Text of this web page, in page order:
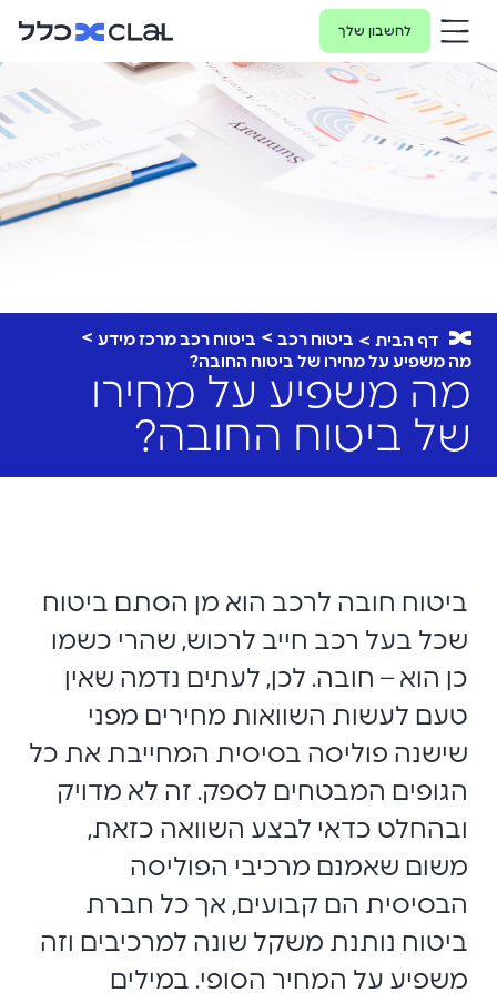
לחשבון שלך
דף הבית ביטוח רכב
ביטוח רכב מרכז מידע
מה משפיע על מחירו של ביטוח החובה?
מה משפיע על מחירו
של ביטוח החובה?
ביטוח חובה לרכב הוא מן הסתם ביטוח
שכל בעל רכב חייב לרכוש, שהרי כשמו
כן הוא – חובה. לכן, לעתים נדמה שאין
טעם לעשות השוואות מחירים מפני
שישנה פוליסה בסיסית המחייבת את כל
הגופים המבטחים לספק. זה לא מדויק
ובהחלט כדאי לבצע השוואה כזאת,
משום שאמנם מרכיבי הפוליסה
הבסיסית הם קבועים, אך כל חברת
ביטוח נותנת משקל שונה למרכיבים וזה
משפיע על המחיר הסופי. במילים